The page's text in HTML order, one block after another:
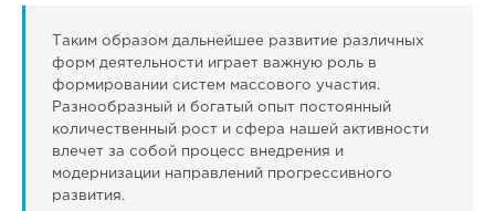
Таким образом дальнейшее развитие различных
форм деятельности играет важную роль в
формировании систем массового участия.
Разнообразный и богатый опыт постоянный
количественный рост и сфера нашей активности
влечет за собой процесс внедрения и
модернизации направлений прогрессивного
развития.